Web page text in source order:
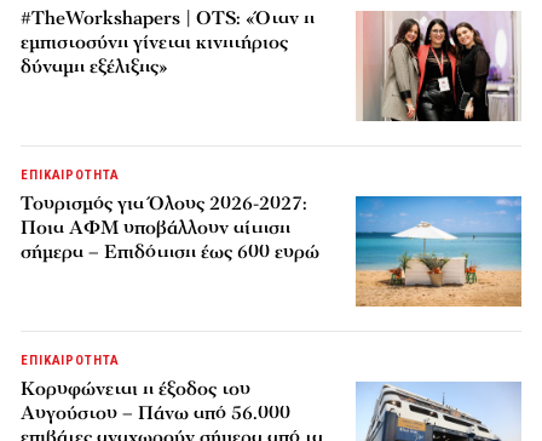
#TheWorkshapers | OTS: «Όταν η
εμπιστοσύνη γίνεται κινητήριος
δύναμη εξέλιξης»
ΕΠΙΚΑΙΡΟΤΗΤΑ
Τουρισμός για Όλους 2026-2027:
Ποια ΑΦΜ υποβάλλουν αίτηση
σήμερα – Επιδότηση έως 600 ευρώ
ΕΠΙΚΑΙΡΟΤΗΤΑ
Κορυφώνεται η έξοδος του
Αυγούστου – Πάνω από 56.000